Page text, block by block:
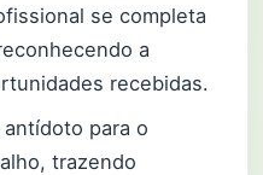
se completa
a
recebidas.
para o
trazendo